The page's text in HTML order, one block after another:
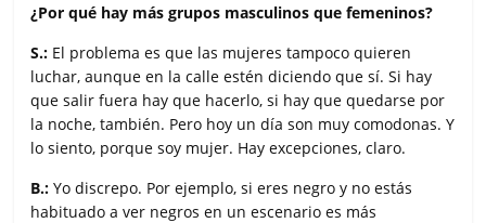
¿Por qué hay más grupos masculinos que femeninos?
S.: El problema es que las mujeres tampoco quieren
luchar, aunque en la calle estén diciendo que sí. Si hay
que salir fuera hay que hacerlo, si hay que quedarse por
la noche, también. Pero hoy un día son muy comodonas. Y
lo siento, porque soy mujer. Hay excepciones, claro.
B.: Yo discrepo. Por ejemplo, si eres negro y no estás
habituado a ver negros en un escenario es más